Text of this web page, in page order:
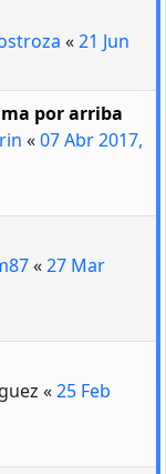
«21 Jun
por arriba
«07 Abr 2017,
«27 Mar
«25 Feb